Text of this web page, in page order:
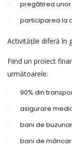
pregătirea unor
participarea la
Activitățile diferă în
Fiind un proiect
următoarele:
90% din
asigurare
bani de
bani de